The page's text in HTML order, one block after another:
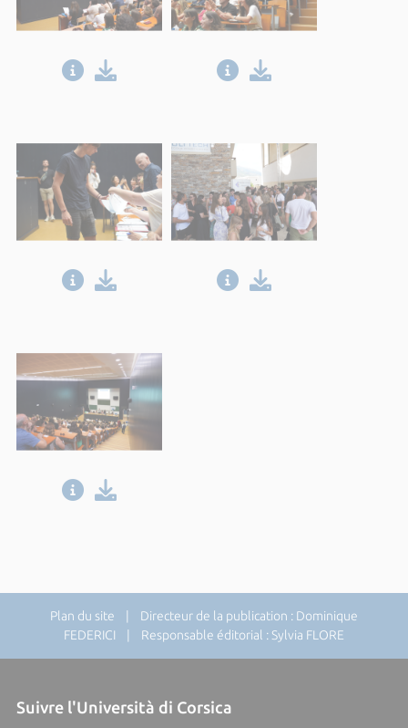
Plan du site | Directeur de la publication : Dominique
FEDERICI | Responsable éditorial : Sylvia FLORE
Suivre l'Università di Corsica